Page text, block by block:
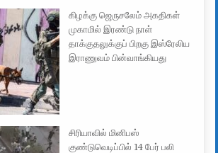
கிழக்கு ஜெருசலேம் அகதிகள்
முகாமில் இரண்டு நாள்
தாக்குதலுக்குப் பிறகு இஸ்ரேலிய
இராணுவம் பின்வாங்கியது
சிரியாவில் மினிபஸ்
குண்டுவெடிப்பில் 14 பேர் பலி